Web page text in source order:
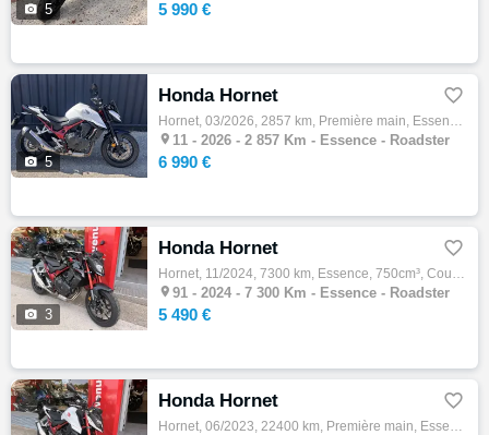
 5 5 990 €
 5
Honda Hornet 
Hornet, 03/2026, 2857 km, Première main, Essence, 750cm³, 6990 € Equipements : HONDA CB 750 HORNET avec aucun frais à prévoir. Eligible au …
 11 - 2026 - 2 857 Km - Essence - Roadster
6 990 €
 3
Honda Hornet 
Hornet, 11/2024, 7300 km, Essence, 750cm³, Couleur noir, 5490 € Equipements : ABS,Anti-démarrage,Financement & Assurance possibles ,Gravage…
 91 - 2024 - 7 300 Km - Essence - Roadster
5 490 €
Honda Hornet 
Hornet, 06/2023, 22400 km, Première main, Essence, 750cm³, Couleur blanc, 5190 € Equipements : ABS,Anti-patinage,Financement & Assurance po…